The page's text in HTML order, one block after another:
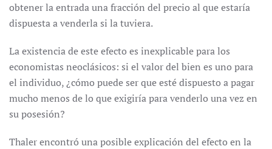
obtener la entrada una fracción del precio al que estaría
dispuesta a venderla si la tuviera.
La existencia de este efecto es inexplicable para los
economistas neoclásicos: si el valor del bien es uno para
el individuo, ¿cómo puede ser que esté dispuesto a pagar
mucho menos de lo que exigiría para venderlo una vez en
su posesión?
Thaler encontró una posible explicación del efecto en la